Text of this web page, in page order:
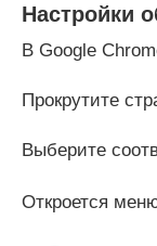
Настройки
В Google
Прокрутите
Выберите
Откроется